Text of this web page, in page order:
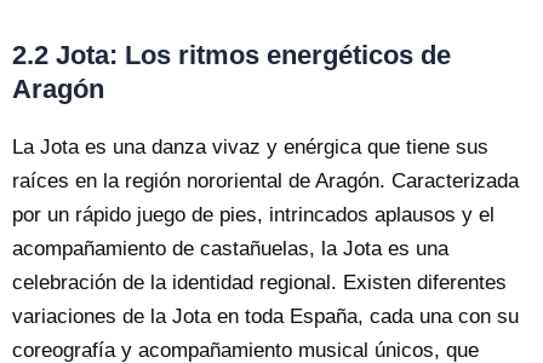
2.2 Jota: Los ritmos energéticos de
Aragón
La Jota es una danza vivaz y enérgica que tiene sus
raíces en la región nororiental de Aragón. Caracterizada
por un rápido juego de pies, intrincados aplausos y el
acompañamiento de castañuelas, la Jota es una
celebración de la identidad regional. Existen diferentes
variaciones de la Jota en toda España, cada una con su
coreografía y acompañamiento musical únicos, que